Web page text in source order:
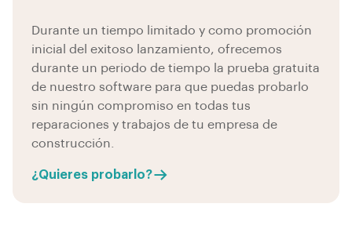
Durante un tiempo limitado y como promoción
inicial del exitoso lanzamiento, ofrecemos
durante un periodo de tiempo la prueba gratuita
de nuestro software para que puedas probarlo
sin ningún compromiso en todas tus
reparaciones y trabajos de tu empresa de
construcción.
¿Quieres probarlo?